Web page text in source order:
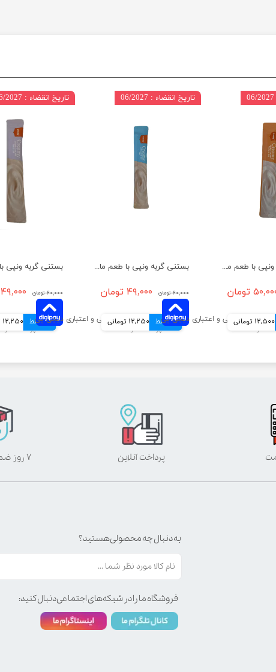
۶۰,۰۰۰ تومان ۴۹,۰۰۰ تومان
4 قسط 12,250 تومانی
تاریخ انقضاء : 06/2027
بستنی گربه ونپی با طعم ماهی تن وزن 14 گرم
۶۰,۰۰۰ تومان ۴۹,۰۰۰ تومان
4 قسط 12,250 تومانی
تاریخ انقضاء : 06/2027
بستنی گربه ونپی با طعم مرغ و خرچنگ وزن 14 گرم
تومان
12,500 تومانی
پرداخت آنلاین ۷ روز ضمانت بازگشت
به دنبال چه محصولی هستید؟
فروشگاه ما را در شبکه‌های اجتماعی دنبال کنید: